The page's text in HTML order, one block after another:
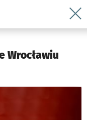
Wrocławiu